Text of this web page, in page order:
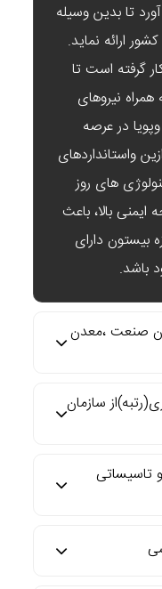
تا بدین وسیله
ارائه نماید.
گرفته است تا
همراه نیروهای
در عرصه
واستانداردهای
های روز
بالا، باعث
بیستون دارای
باشد.
صنعت ،معدن
سازمان
تاسیساتی